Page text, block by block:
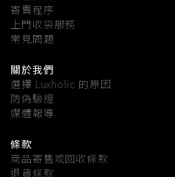
寄賣程序
上門收袋服務
常見問題
關於我們
選擇 Luxholic 的原因
防偽驗證
媒體報導
條款
商品寄售或回收條款
退貨條款